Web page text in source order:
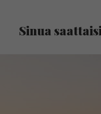
Sinua